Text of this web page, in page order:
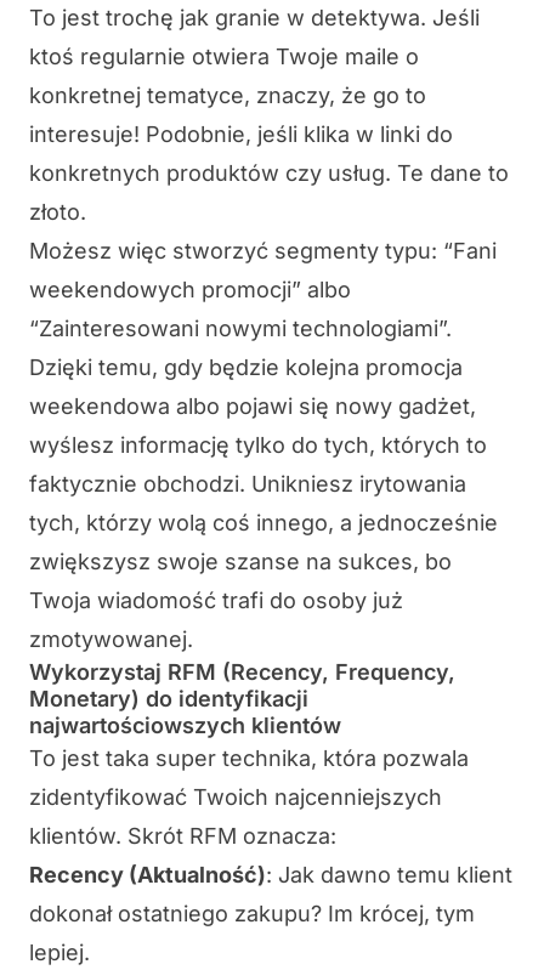
To jest trochę jak granie w detektywa. Jeśli
ktoś regularnie otwiera Twoje maile o
konkretnej tematyce, znaczy, że go to
interesuje! Podobnie, jeśli klika w linki do
konkretnych produktów czy usług. Te dane to
złoto.
Możesz więc stworzyć segmenty typu: “Fani
weekendowych promocji” albo
“Zainteresowani nowymi technologiami”.
Dzięki temu, gdy będzie kolejna promocja
weekendowa albo pojawi się nowy gadżet,
wyślesz informację tylko do tych, których to
faktycznie obchodzi. Unikniesz irytowania
tych, którzy wolą coś innego, a jednocześnie
zwiększysz swoje szanse na sukces, bo
Twoja wiadomość trafi do osoby już
zmotywowanej.
Wykorzystaj RFM (Recency, Frequency,
Monetary) do identyfikacji
najwartościowszych klientów
To jest taka super technika, która pozwala
zidentyfikować Twoich najcenniejszych
klientów. Skrót RFM oznacza:
Recency (Aktualność): Jak dawno temu klient
dokonał ostatniego zakupu? Im krócej, tym
lepiej.